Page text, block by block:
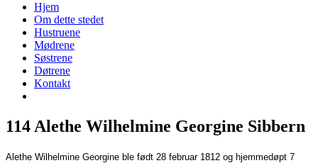
Hjem
Om dette stedet
Hustruene
Mødrene
Søstrene
Døtrene
Kontakt
114 Alethe Wilhelmine Georgine Sibbern
Alethe Wilhelmine Georgine ble født 28 februar 1812 og hjemmedøpt 7